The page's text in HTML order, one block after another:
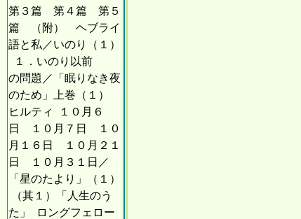
第３篇 第４篇 第５
篇 （附） ヘブライ
語と私／いのり（１）
１．いのり以前
の問題／「眠りなき夜
のため」上巻（１）
ヒルティ １０月６
日 １０月７日 １０
月１６日 １０月２１
日 １０月３１日／
「星のたより」（１）
（其１）「人生のう
た」 ロングフェロー